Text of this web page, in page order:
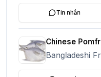
Tin nhắn
Chinese
Bangladeshi